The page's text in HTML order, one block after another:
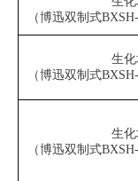
（博迅双制式
生
（博迅双制式
生
（博迅双制式